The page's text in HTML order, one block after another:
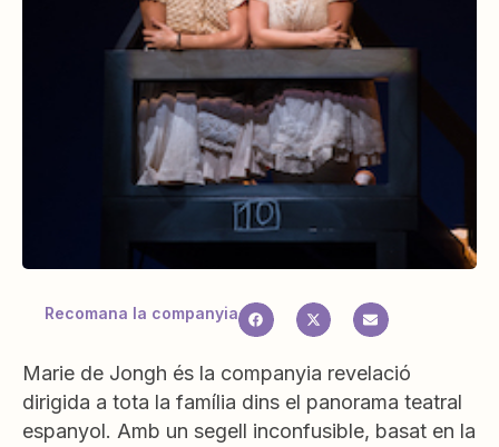
Recomana la companyia
Marie de Jongh és la companyia revelació
dirigida a tota la família dins el panorama teatral
espanyol. Amb un segell inconfusible, basat en la